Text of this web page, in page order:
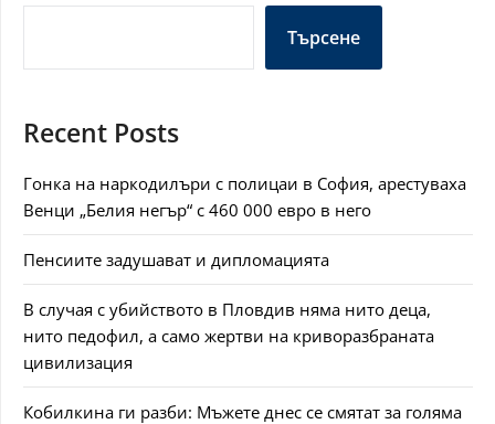
Търсене
Recent Posts
Гонка на наркодилъри с полицаи в София, арестуваха
Венци „Белия негър“ с 460 000 евро в него
Пенсиите задушават и дипломацията
В случая с убийството в Пловдив няма нито деца,
нито педофил, а само жертви на криворазбраната
цивилизация
Кобилкина ги разби: Мъжете днес се смятат за голяма